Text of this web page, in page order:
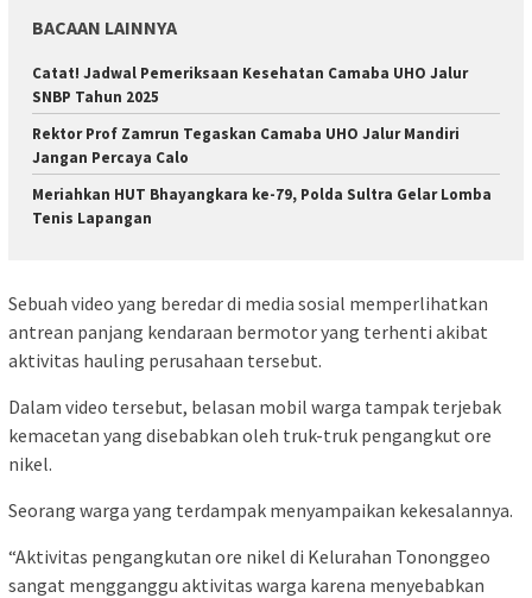
BACAAN LAINNYA
Catat! Jadwal Pemeriksaan Kesehatan Camaba UHO Jalur
SNBP Tahun 2025
Rektor Prof Zamrun Tegaskan Camaba UHO Jalur Mandiri
Jangan Percaya Calo
Meriahkan HUT Bhayangkara ke-79, Polda Sultra Gelar Lomba
Tenis Lapangan
Sebuah video yang beredar di media sosial memperlihatkan
antrean panjang kendaraan bermotor yang terhenti akibat
aktivitas hauling perusahaan tersebut.
Dalam video tersebut, belasan mobil warga tampak terjebak
kemacetan yang disebabkan oleh truk-truk pengangkut ore
nikel.
Seorang warga yang terdampak menyampaikan kekesalannya.
“Aktivitas pengangkutan ore nikel di Kelurahan Tononggeo
sangat mengganggu aktivitas warga karena menyebabkan